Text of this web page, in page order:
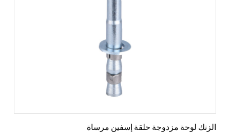
الزنك لوحة مزدوجة حلقة إسفين مرساة